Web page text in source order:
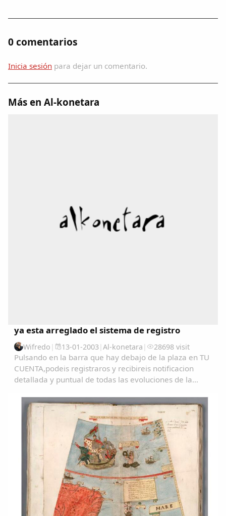
0 comentarios
Inicia sesión para dejar un comentario.
Más en Al-konetara
ya esta arreglado el sistema de registro
Wifredo | 13-01-2003| Al-konetara | 28698 visit
Pulsando en la barra que hay debajo de la plaza en TU
CUENTA,podeis registraros y recibireis notificacion
detallada y puntual de todas las evoluciones de la